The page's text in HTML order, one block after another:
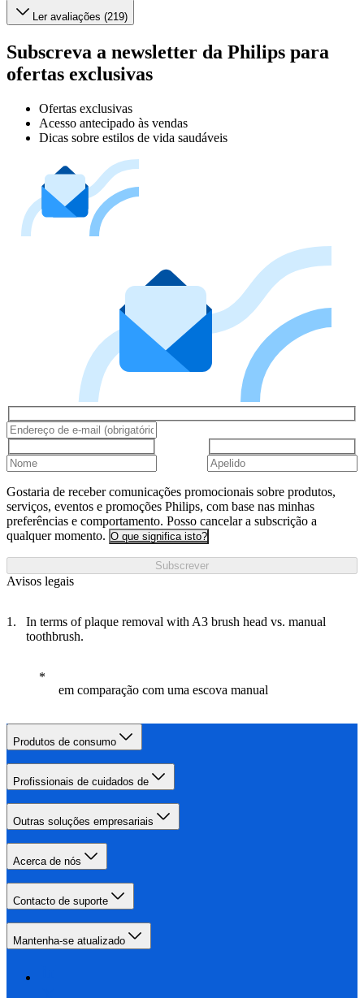
Ler avaliações (219)
Subscreva a newsletter da Philips para
ofertas exclusivas
Ofertas exclusivas
Acesso antecipado às vendas
Dicas sobre estilos de vida saudáveis
Gostaria de receber comunicações promocionais sobre produtos,
serviços, eventos e promoções Philips, com base nas minhas
preferências e comportamento. Posso cancelar a subscrição a
qualquer momento. O que significa isto?
Subscrever
Avisos legais
In terms of plaque removal with A3 brush head vs. manual
toothbrush.
em comparação com uma escova manual
Produtos de consumo
Profissionais de cuidados de
Outras soluções empresariais
Acerca de nós
Contacto de suporte
Mantenha-se atualizado